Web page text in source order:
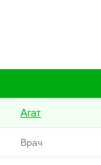
Агат
Врач